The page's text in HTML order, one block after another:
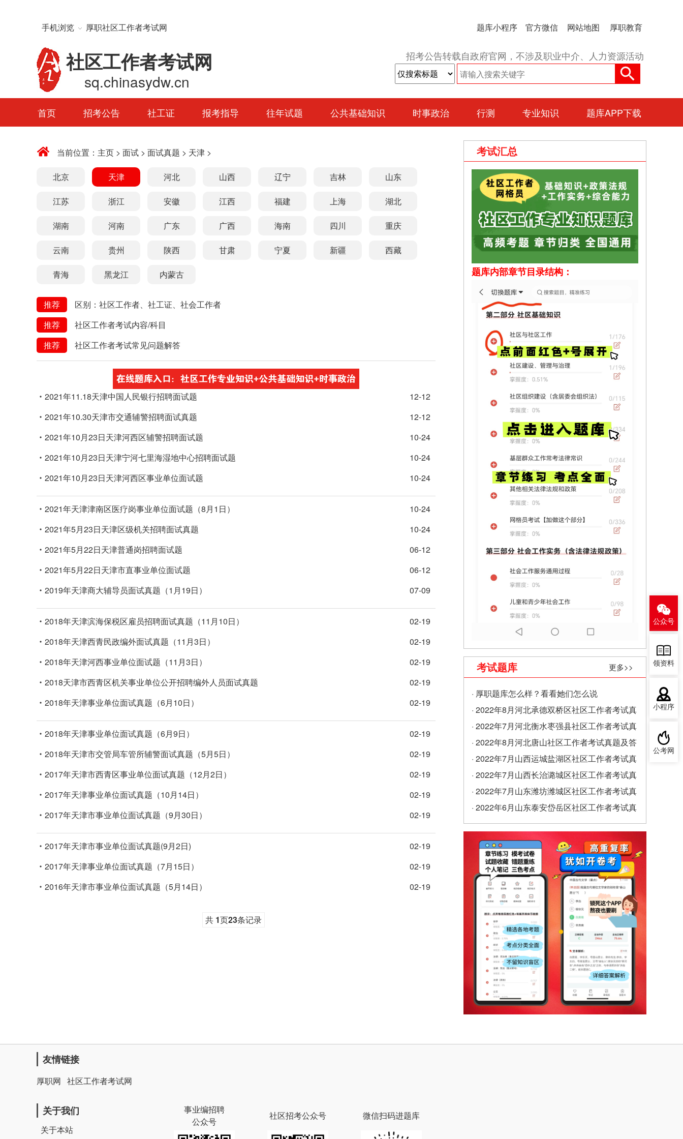
手机浏览 厚职社区工作者考试网 题库小程序 官方微信 网站地图 厚职教育
社区工作者考试网
sq.chinasydw.cn
招考公告转载自政府官网，不涉及职业中介、人力资源活动
首页 招考公告 社工证 报考指导 往年试题 公共基础知识 时事政治 行测 专业知识 题库APP下载
当前位置： 主页 > 面试 > 面试真题 > 天津 >
北京 天津 河北 山西 辽宁 吉林 山东
江苏 浙江 安徽 江西 福建 上海 湖北
湖南 河南 广东 广西 海南 四川 重庆
云南 贵州 陕西 甘肃 宁夏 新疆 西藏
青海 黑龙江 内蒙古
推荐
区别：社区工作者、社工证、社会工作者
推荐
社区工作者考试内容/科目
推荐
社区工作者考试常见问题解答
2021年11.18天津中国人民银行招聘面试题
12-12
2021年10.30天津市交通辅警招聘面试真题
12-12
2021年10月23日天津河西区辅警招聘面试题
10-24
2021年10月23日天津宁河七里海湿地中心招聘面试题
10-24
2021年10月23日天津河西区事业单位面试题
10-24
2021年天津津南区医疗岗事业单位面试题（8月1日）
10-24
2021年5月23日天津区级机关招聘面试真题
10-24
2021年5月22日天津普通岗招聘面试题
06-12
2021年5月22日天津市直事业单位面试题
06-12
2019年天津商大辅导员面试真题（1月19日）
07-09
2018年天津滨海保税区雇员招聘面试真题（11月10日）
02-19
​2018年天津西青民政编外面试真题（11月3日）
02-19
​2018年天津河西事业单位面试题（11月3日）
02-19
2018天津市西青区机关事业单位公开招聘编外人员面试真题
02-19
2018年天津事业单位面试真题（6月10日）
02-19
2018年天津事业单位面试真题（6月9日）
02-19
2018年天津市交管局车管所辅警面试真题（5月5日）
02-19
​2017年天津市西青区事业单位面试真题（12月2日）
02-19
​2017年天津事业单位面试真题（10月14日）
02-19
2017年天津市事业单位面试真题（9月30日）
02-19
2017年天津市事业单位面试真题(9月2日)
02-19
​2017年天津事业单位面试真题（7月15日）
02-19
2016年天津市事业单位面试真题（5月14日）
02-19
共 1页23条记录
考试汇总
题库内部章节目录结构：
考试题库 更多>>
· 厚职题库怎么样？看看她们怎么说
· 2022年8月河北承德双桥区社区工作者考试真
题及答案（精选）
· 2022年7月河北衡水枣强县社区工作者考试真
题及答案
· 2022年8月河北唐山社区工作者考试真题及答
案
· 2022年7月山西运城盐湖区社区工作者考试真
题及答案
· 2022年7月山西长治潞城区社区工作者考试真
题及答案
· 2022年7月山东潍坊潍城区社区工作者考试真
题及答案
· 2022年6月山东泰安岱岳区社区工作者考试真
题及答案（精选）
友情链接
厚职网 社区工作者考试网
关于我们
关于本站
事业编招聘
公众号
社区招考公众号 微信扫码进题库
公众号
领资料
小程序
公考网